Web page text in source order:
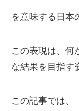
を意味する日本
この表現は、何
な結果を目指す
この記事では、